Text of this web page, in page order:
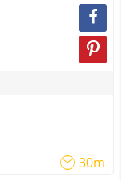
30m